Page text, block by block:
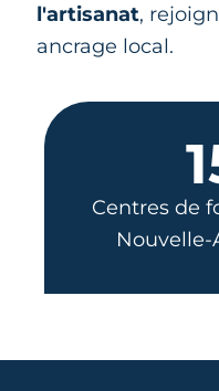
l'artisanat,
ancrage local.
Centres de